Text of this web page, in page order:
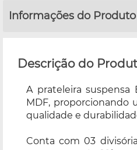
Informações do Produto
Descrição do
A prateleira suspensa
MDF, proporcionando
qualidade e
Conta com 03